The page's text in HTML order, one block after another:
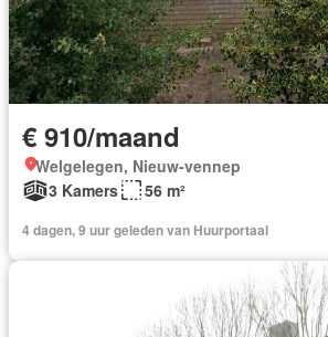
€ 910/maand
Welgelegen, Nieuw-vennep
3 Kamers
56 m²
4 dagen, 9 uur geleden van Huurportaal